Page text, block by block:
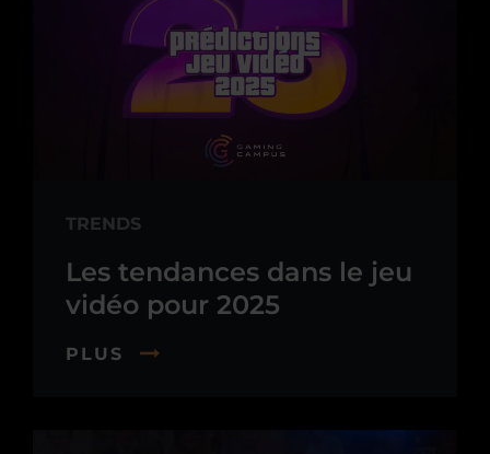
TRENDS
Les tendances dans le jeu
vidéo pour 2025
PLUS